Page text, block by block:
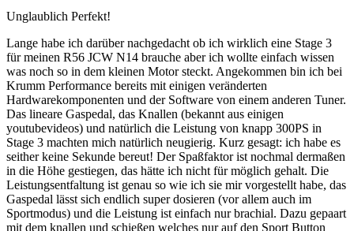
Unglaublich Perfekt!
Lange habe ich darüber nachgedacht ob ich wirklich eine Stage 3
für meinen R56 JCW N14 brauche aber ich wollte einfach wissen
was noch so in dem kleinen Motor steckt. Angekommen bin ich bei
Krumm Performance bereits mit einigen veränderten
Hardwarekomponenten und der Software von einem anderen Tuner.
Das lineare Gaspedal, das Knallen (bekannt aus einigen
youtubevideos) und natürlich die Leistung von knapp 300PS in
Stage 3 machten mich natürlich neugierig. Kurz gesagt: ich habe es
seither keine Sekunde bereut! Der Spaßfaktor ist nochmal dermaßen
in die Höhe gestiegen, das hätte ich nicht für möglich gehalt. Die
Leistungsentfaltung ist genau so wie ich sie mir vorgestellt habe, das
Gaspedal lässt sich endlich super dosieren (vor allem auch im
Sportmodus) und die Leistung ist einfach nur brachial. Dazu gepaart
mit dem knallen und schießen welches nur auf den Sport Button